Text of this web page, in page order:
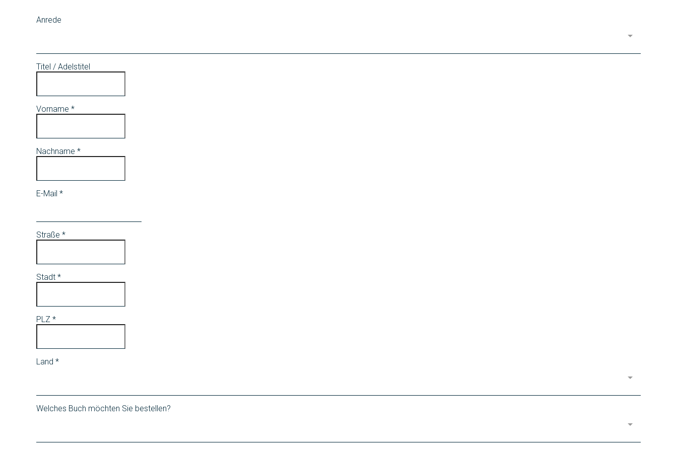
Anrede
Titel / Adelstitel
Vorname *
Nachname *
E-Mail *
Straße *
Stadt *
PLZ *
Land *
Welches Buch möchten Sie bestellen?